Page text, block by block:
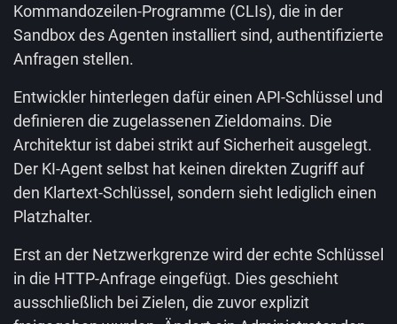
Kommandozeilen-Programme (CLIs), die in der
Sandbox des Agenten installiert sind, authentifizierte
Anfragen stellen.
Entwickler hinterlegen dafür einen API-Schlüssel und
definieren die zugelassenen Zieldomains. Die
Architektur ist dabei strikt auf Sicherheit ausgelegt.
Der KI-Agent selbst hat keinen direkten Zugriff auf
den Klartext-Schlüssel, sondern sieht lediglich einen
Platzhalter.
Erst an der Netzwerkgrenze wird der echte Schlüssel
in die HTTP-Anfrage eingefügt. Dies geschieht
ausschließlich bei Zielen, die zuvor explizit